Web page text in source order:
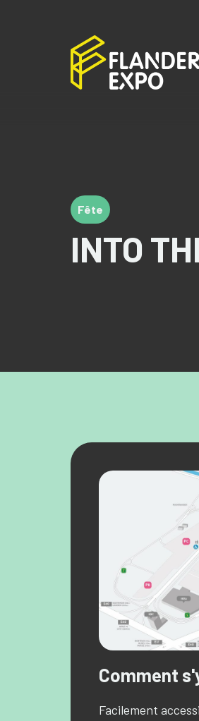
Fête
INTO
Comment
Facilement